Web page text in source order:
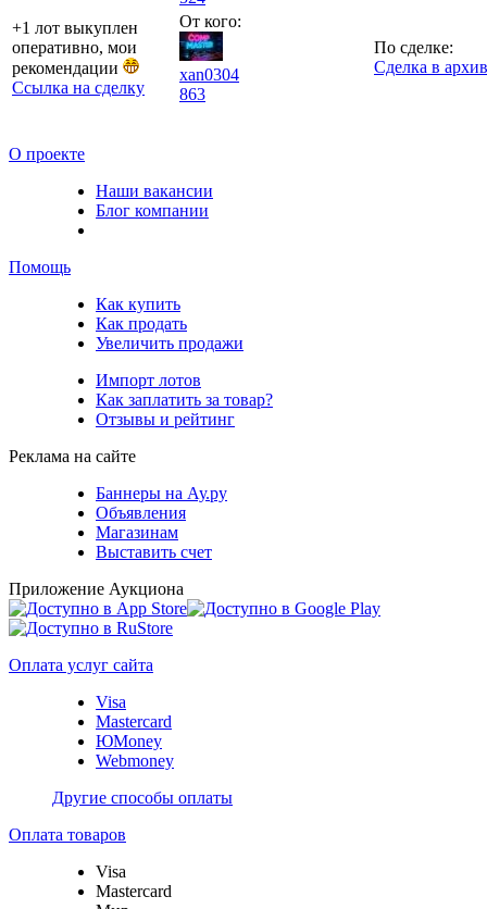
+1 лот выкуплен
оперативно, мои
рекомендации
Ссылка на сделку
От кого:
xan0304
863
По сделке:
Сделка в
О проекте
Наши вакансии
Блог компании
Помощь
Как купить
Как продать
Увеличить продажи
Импорт лотов
Как заплатить за товар?
Отзывы и рейтинг
Реклама на сайте
Баннеры на Ау.ру
Объявления
Магазинам
Выставить счет
Приложение Аукциона
Оплата услуг сайта
Visa
Mastercard
ЮMoney
Webmoney
Другие способы оплаты
Оплата товаров
Visa
Mastercard